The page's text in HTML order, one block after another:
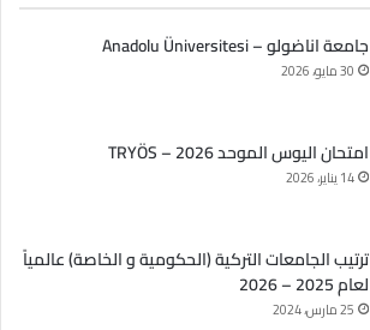
جامعة اناضولو – Anadolu Üniversitesi
30 مايو، 2026
امتحان اليوس الموحد 2026 – TRYÖS
14 يناير، 2026
ترتيب الجامعات التركية (الحكومية و الخاصة) عالمياً
لعام 2025 – 2026
25 مارس، 2024